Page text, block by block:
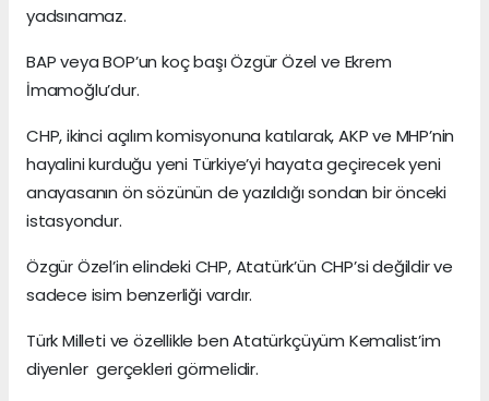
yadsınamaz.
BAP veya BOP’un koç başı Özgür Özel ve Ekrem
İmamoğlu’dur.
CHP, ikinci açılım komisyonuna katılarak, AKP ve MHP’nin
hayalini kurduğu yeni Türkiye’yi hayata geçirecek yeni
anayasanın ön sözünün de yazıldığı sondan bir önceki
istasyondur.
Özgür Özel’in elindeki CHP, Atatürk’ün CHP’si değildir ve
sadece isim benzerliği vardır.
Türk Milleti ve özellikle ben Atatürkçüyüm Kemalist’im
diyenler gerçekleri görmelidir.